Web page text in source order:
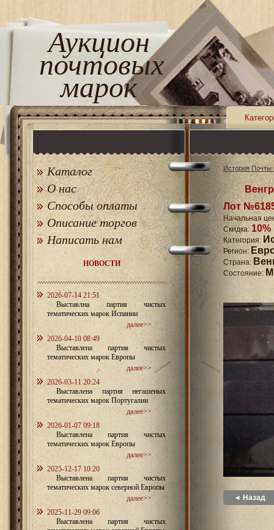
Аукцион
почтовых
марок
Каталог
О нас
Способы оплаты
Описание торгов
Написать нам
НОВОСТИ
2026-07-14 21:51
Выставлна партия чистых
тематических марок Испании
далее>>
2026-04-10 08:49
Выставлена партия чистых
тематических марок Европы
далее>>
2026-03-11 20:24
Выставлена партия негашеных
тематических марок Португалии
далее>>
2026-01-07 09:18
Выставлена партия чистых
тематических марок Европы
далее>>
2025-12-17 10:20
Выставлена партия чистых
тематических марок северной Европы
далее>>
2025-11-29 09:06
Выставлена партия чистых
История Почты
Лот
Начальная
Скидка: 10%
Категория:
Регион:
Страна:
Состояние:
◄ Назад